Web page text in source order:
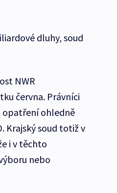
dluhy, soud
NWR
června. Právníci
opatření ohledně
Krajský soud totiž v
i v těchto
nebo